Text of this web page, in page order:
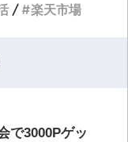
楽天市場
で3000Pゲッ